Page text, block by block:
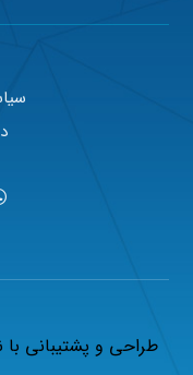
طراحی و پشتیبانی با